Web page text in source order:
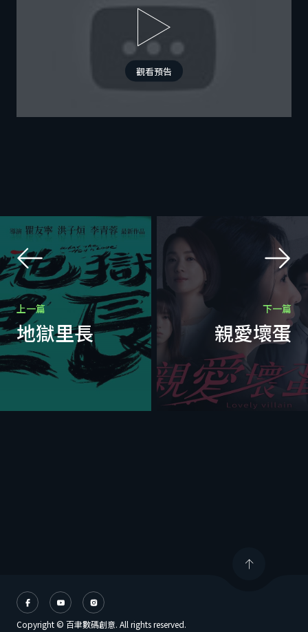
觀看預告
上一篇
地獄里長
下一篇
親愛壞蛋
Copyright © 百聿數碼創意. All rights reserved.